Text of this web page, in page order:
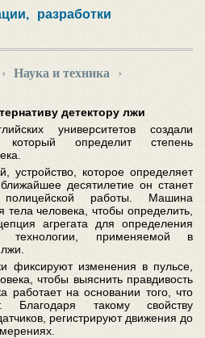
разработки
› Наука и техника
›
детектору лжи
университетов создали
который определит степень
устройство, которое определяет
десятилетие он станет
работы. Машина
тела человека, чтобы определить,
агрегата для определения
технологии, применяемой в
фиксируют изменения в пульсе,
чтобы выяснить правдивость
работает на основании того, что
такому свойству
регистрируют движения до